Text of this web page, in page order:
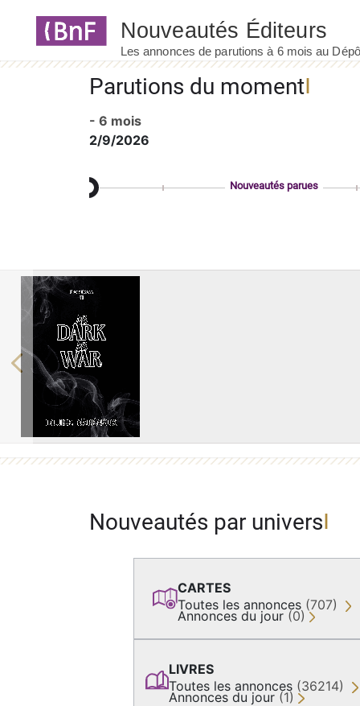
Parutions du moment
- 6 mois
2/9/2026
Nouveautés parues
Previous
Nouveautés par univers
CARTES
Toutes les annonces (707)
Annonces du jour (0)
LIVRES
Toutes les annonces (36214)
Annonces du jour (1)